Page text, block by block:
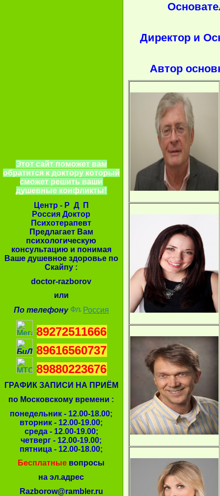
Этот сайт поможет вам
обратится к доктору который
сможет решить ваши
душевные конфликты!
Центр - Р Д П
Россия Доктор
Психотерапевт
Предлагает Вам
психологическую
консультацию и понимая
Ваше душевное здоровье по
Скайпу :
doctor-razborov
или
По телефону
Россия
89272511666
89616560737
89880223676
ГРАФИК ЗАПИСИ НА ПРИЁМ
по Московскому времени :
понедельник - 12.00-18.00;
вторник - 12.00-19.00;
среда - 12.00-19.00;
четверг - 12.00-19.00;
пятница - 12.00-18.00;
Бесплатные вопросы
на эл.адрес
Razborow@rambler.ru
Директор и
Автор